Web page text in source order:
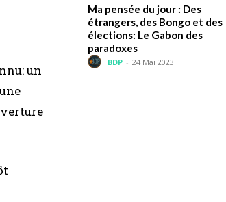
un
Ma pensée du jour : Des
étrangers, des Bongo et des
élections: Le Gabon des
paradoxes
BDP - 24 Mai 2023